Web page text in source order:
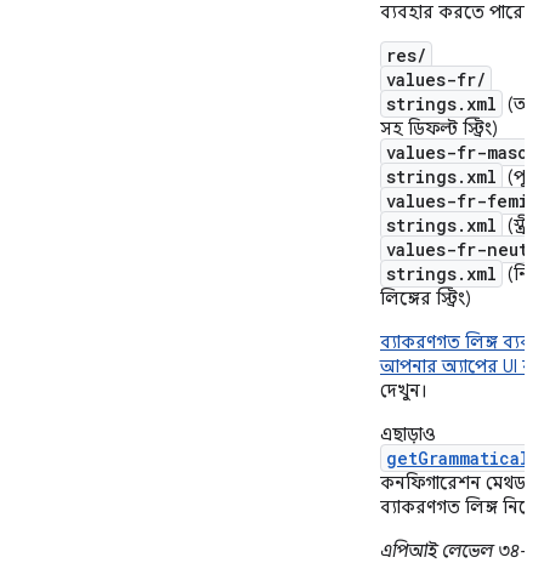
ব্যবহার করতে পারেন:
res/
values-fr/
strings.xml
সহ ডিফল্ট স্ট্রিং)
values-fr-
strings.xml
values-fr-
strings.xml
values-fr-
strings.xml
লিঙ্গের স্ট্রিং)
ব্যাকরণগত লিঙ্গ
আপনার অ্যাপের UI
দেখুন।
এছাড়াও
কনফিগারেশন মেথডটি
ব্যাকরণগত লিঙ্গ
এপিআই লেভেল ৩৪-এ